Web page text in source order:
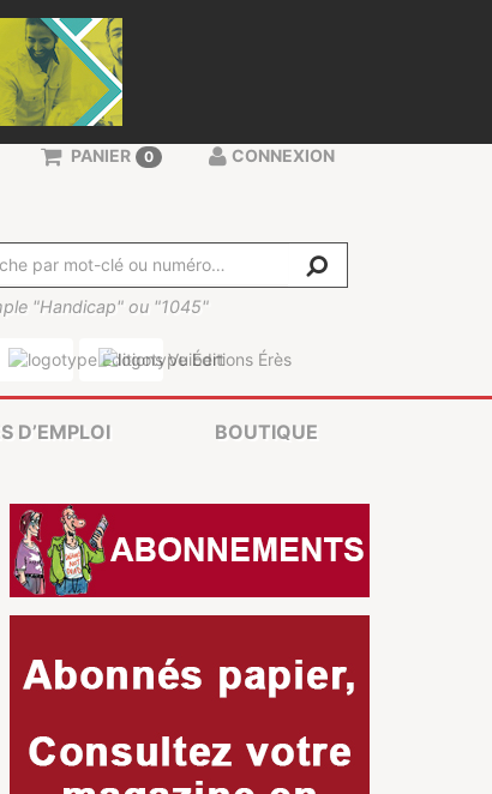
"Handicap" ou "1045"
PANIER 0 CONNEXION
D’EMPLOI BOUTIQUE